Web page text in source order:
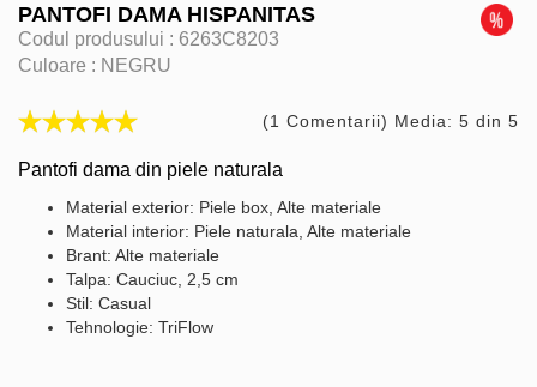
PANTOFI DAMA HISPANITAS
Codul produsului : 6263C8203
Culoare : NEGRU
(1 Comentarii) Media: 5 din 5
Pantofi dama din piele naturala
Material exterior: Piele box, Alte materiale
Material interior: Piele naturala, Alte materiale
Brant: Alte materiale
Talpa: Cauciuc, 2,5 cm
Stil: Casual
Tehnologie: TriFlow